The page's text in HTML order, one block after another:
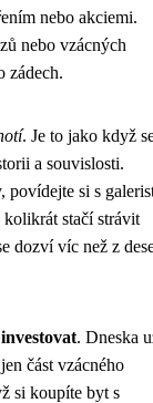
nebo akciemi.
nebo vzácných
zádech.
. Je to jako když
a souvislosti.
povídejte si s
stačí strávit
dozví víc než z
. Dneska
část vzácného
si koupíte byt s